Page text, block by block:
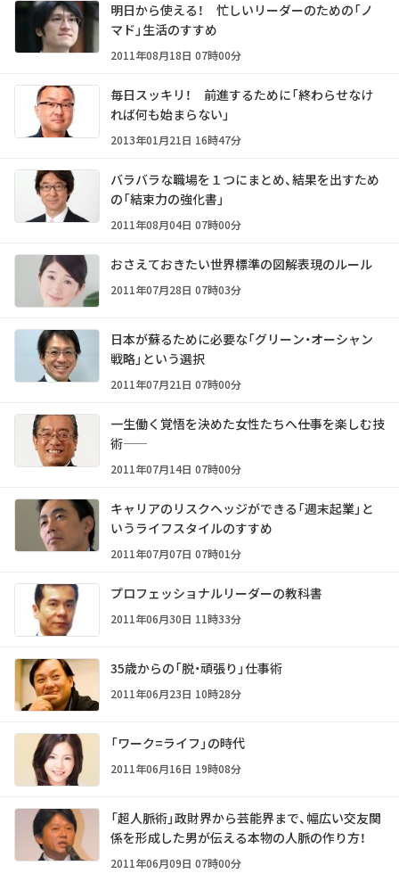
明日から使える！ 忙しいリーダーのための「ノ
マド」生活のすすめ
2011年08月18日 07時00分
毎日スッキリ！ 前進するために「終わらせなけ
れば何も始まらない」
2013年01月21日 16時47分
バラバラな職場を１つにまとめ、結果を出すため
の「結束力の強化書」
2011年08月04日 07時00分
おさえておきたい世界標準の図解表現のルール
2011年07月28日 07時03分
日本が蘇るために必要な「グリーン・オーシャン
戦略」という選択
2011年07月21日 07時00分
一生働く覚悟を決めた女性たちへ――仕事を楽しむ技
術――
2011年07月14日 07時00分
キャリアのリスクヘッジができる「週末起業」と
いうライフスタイルのすすめ
2011年07月07日 07時01分
プロフェッショナルリーダーの教科書
2011年06月30日 11時33分
35歳からの「脱・頑張り」仕事術
2011年06月23日 10時28分
「ワーク=ライフ」の時代
2011年06月16日 19時08分
「超人脈術」政財界から芸能界まで、幅広い交友関
係を形成した男が伝える本物の人脈の作り方！
2011年06月09日 07時00分